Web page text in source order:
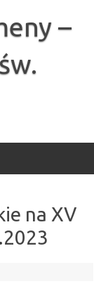
–
na XV